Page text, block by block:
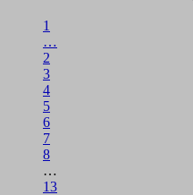
1
…
2
3
4
5
6
7
8
…
13